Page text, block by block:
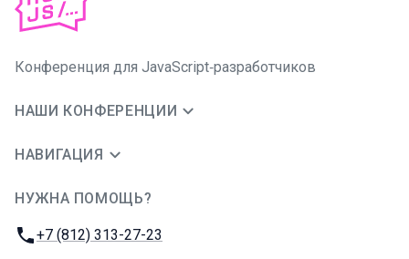
Конференция для JavaScript‑разработчиков
НАШИ КОНФЕРЕНЦИИ
НАВИГАЦИЯ
НУЖНА ПОМОЩЬ?
Телефон:
+7 (812) 313-27-23